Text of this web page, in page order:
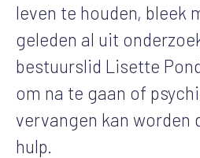
leven te houden, bleek
geleden al uit
bestuurslid Lisette
om na te gaan of
vervangen kan worden
hulp.